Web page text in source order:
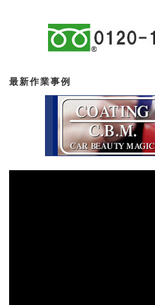
最新作業事例